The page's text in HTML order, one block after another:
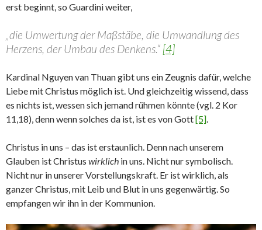
erst beginnt, so Guardini weiter,
„die Umwertung der Maßstäbe, die Umwandlung des
Herzens, der Umbau des Denkens.“ [4]
Kardinal Nguyen van Thuan gibt uns ein Zeugnis dafür, welche
Liebe mit Christus möglich ist. Und gleichzeitig wissend, dass
es nichts ist, wessen sich jemand rühmen könnte (vgl. 2 Kor
11,18), denn wenn solches da ist, ist es von Gott[5]
Christus in uns – das ist erstaunlich. Denn nach unserem
Glauben ist Christus wirklich in uns. Nicht nur symbolisch.
Nicht nur in unserer Vorstellungskraft. Er ist wirklich, als
ganzer Christus, mit Leib und Blut in uns gegenwärtig. So
empfangen wir ihn in der Kommunion.